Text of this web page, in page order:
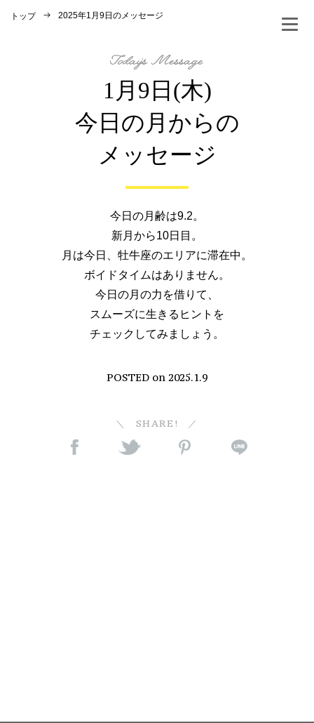
トップ 2025年1月9日のメッセージ
1月9日(木)
今日の月からの
メッセージ
今日の月齢は9.2。
新月から10日目。
月は今日、牡牛座のエリアに滞在中。
ボイドタイムはありません。
今日の月の力を借りて、
スムーズに生きるヒントを
チェックしてみましょう。
POSTED on 2025.1.9
SHARE!